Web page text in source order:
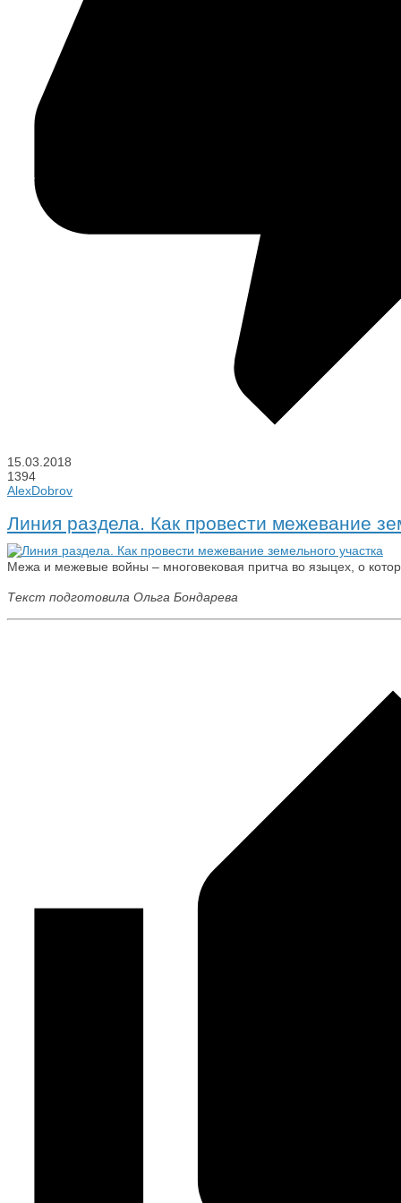
15.03.2018
1394
AlexDobrov
Линия раздела. Как провести межевание
Межа и межевые войны – многовековая притча во языцех, о
Текст подготовила Ольга Бондарева